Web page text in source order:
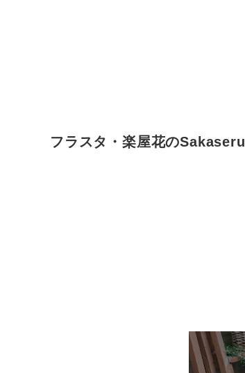
フラスタ・楽屋花のSakaseru